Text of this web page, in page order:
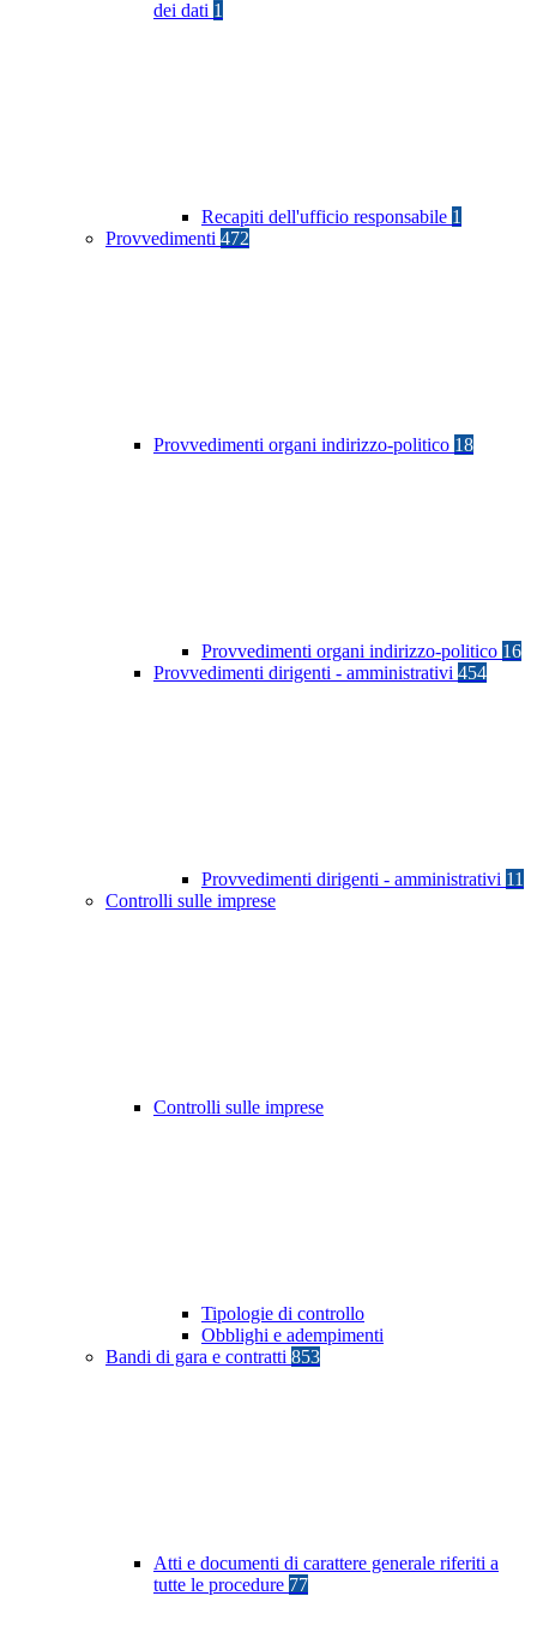
dei dati 1
Recapiti dell'ufficio responsabile 1
Provvedimenti 472
Provvedimenti organi indirizzo-politico 18
Provvedimenti organi indirizzo-politico 16
Provvedimenti dirigenti - amministrativi 454
Provvedimenti dirigenti - amministrativi 11
Controlli sulle imprese
Controlli sulle imprese
Tipologie di controllo
Obblighi e adempimenti
Bandi di gara e contratti 853
Atti e documenti di carattere generale riferiti a
tutte le procedure 77